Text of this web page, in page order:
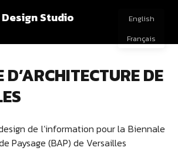
Studio
English
Français
DE
de l’information pour la Biennale
Paysage (BAP) de Versailles